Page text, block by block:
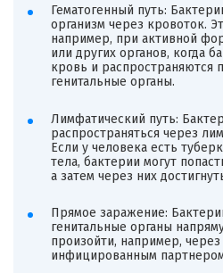
Гематогенный путь:
организм через кровоток.
например, при активной
или других органов, когда
кровь и распространяются
генитальные органы.
Лимфатический путь:
распространяться через
Если у человека есть
тела, бактерии могут
а затем через них
Прямое заражение:
генитальные органы
произойти, например,
инфицированным